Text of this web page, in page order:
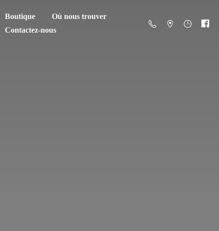
Boutique
Où nous trouver
Contactez-nous